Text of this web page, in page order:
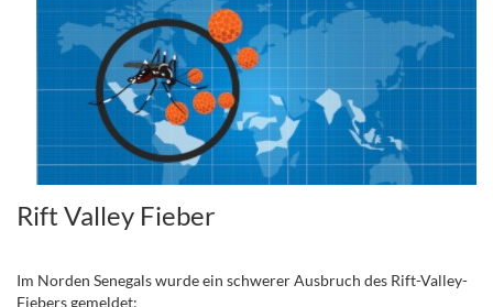
Rift Valley Fieber
Im Norden Senegals wurde ein schwerer Ausbruch des Rift-Valley-
Fiebers gemeldet: